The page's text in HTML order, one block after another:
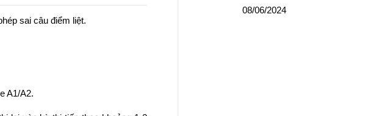
sai câu điểm liệt.
A1/A2.
08/06/2024